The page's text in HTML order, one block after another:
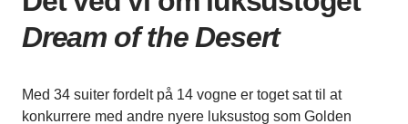
Dream of the Desert
Med 34 suiter fordelt på 14 vogne er toget sat til at
konkurrere med andre nyere luksustog som Golden